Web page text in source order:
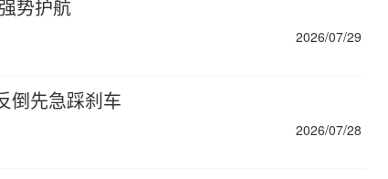
势护航
2026/07/29
倒先急踩刹车
2026/07/28